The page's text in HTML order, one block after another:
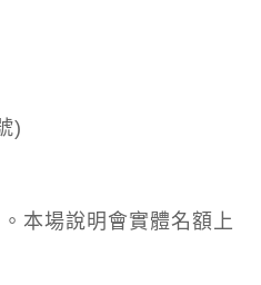
)
本場說明會實體名額上